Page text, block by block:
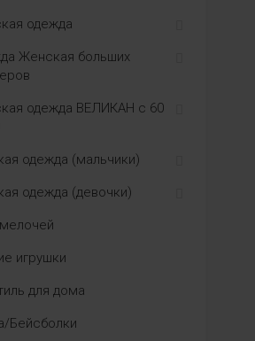
одежда
Женская больших
одежда ВЕЛИКАН с 60
одежда (мальчики)
одежда (девочки)
игрушки
для дома
Бейсболки